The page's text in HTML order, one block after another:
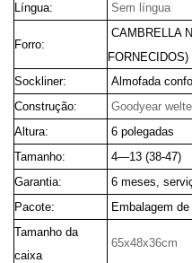
Língua: Sem língua
Forro:
CAMBRELLA
FORNECIDOS)
Sockliner:
Almofada
Construção:
Goodyear
Altura:
6 polegadas
Tamanho:
4—13 (38-47)
Garantia:
6 meses,
Pacote:
Embalagem
Tamanho da
caixa
65x48x36cm